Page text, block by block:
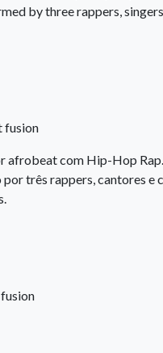
by three rappers,
fusion
afrobeat com Hip-Hop
três rappers, cantores e